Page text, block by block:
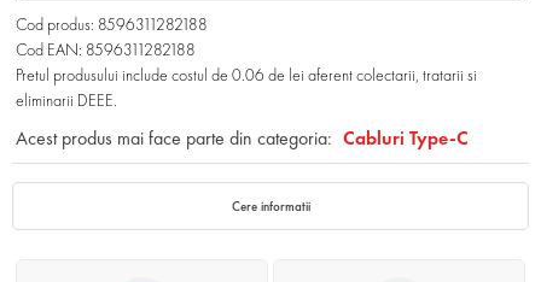
Cod produs: 8596311282188
Cod EAN: 8596311282188
Pretul produsului include costul de 0.06 de lei aferent colectarii, tratarii si
eliminarii DEEE.
Acest produs mai face parte din categoria: Cabluri Type-C
Cere informatii